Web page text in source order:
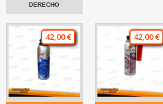
DERECHO
42,00 € 42,00 €